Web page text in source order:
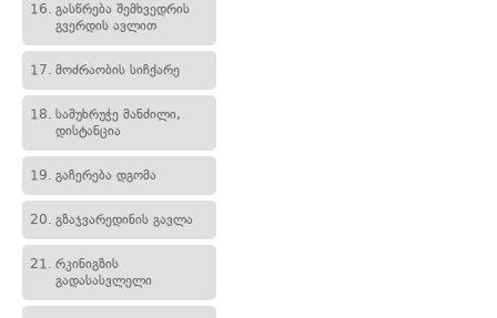
16. გასწრება შემხვედრის
გვერდის ავლით
17. მოძრაობის სიჩქარე
18. სამუხრუჭე მანძილი,
დისტანცია
19. გაჩერება დგომა
20. გზაჯვარედინის გავლა
21. რკინიგზის
გადასასვლელი